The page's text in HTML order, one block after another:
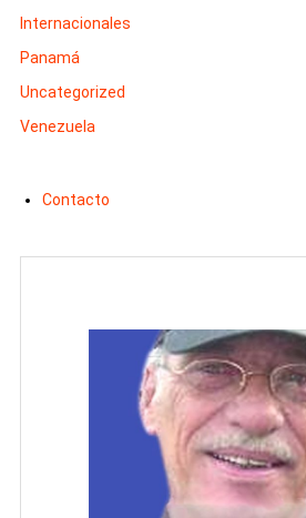
Internacionales
Panamá
Uncategorized
Venezuela
Contacto